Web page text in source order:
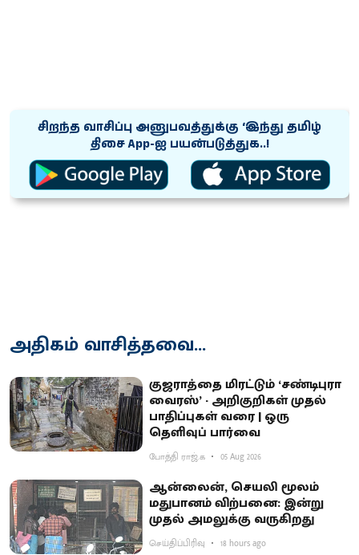
சிறந்த வாசிப்பு அனுபவத்துக்கு ‘இந்து தமிழ்
திசை App-ஐ பயன்படுத்துக..!
அதிகம் வாசித்தவை...
குஜராத்தை மிரட்டும் ‘சண்டிபுரா
வைரஸ்’ - அறிகுறிகள் முதல்
பாதிப்புகள் வரை | ஒரு
தெளிவுப் பார்வை
போத்தி ராஜ்.க 05 Aug 2026
ஆன்லைன், செயலி மூலம்
மதுபானம் விற்பனை: இன்று
முதல் அமலுக்கு வருகிறது
செய்திப்பிரிவு 18 hours ago